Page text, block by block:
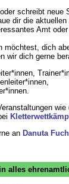
schreibt neue
dir die aktuellen
Amt
möchtest, dich
wir dich gerne
wie
an Danuta
alles